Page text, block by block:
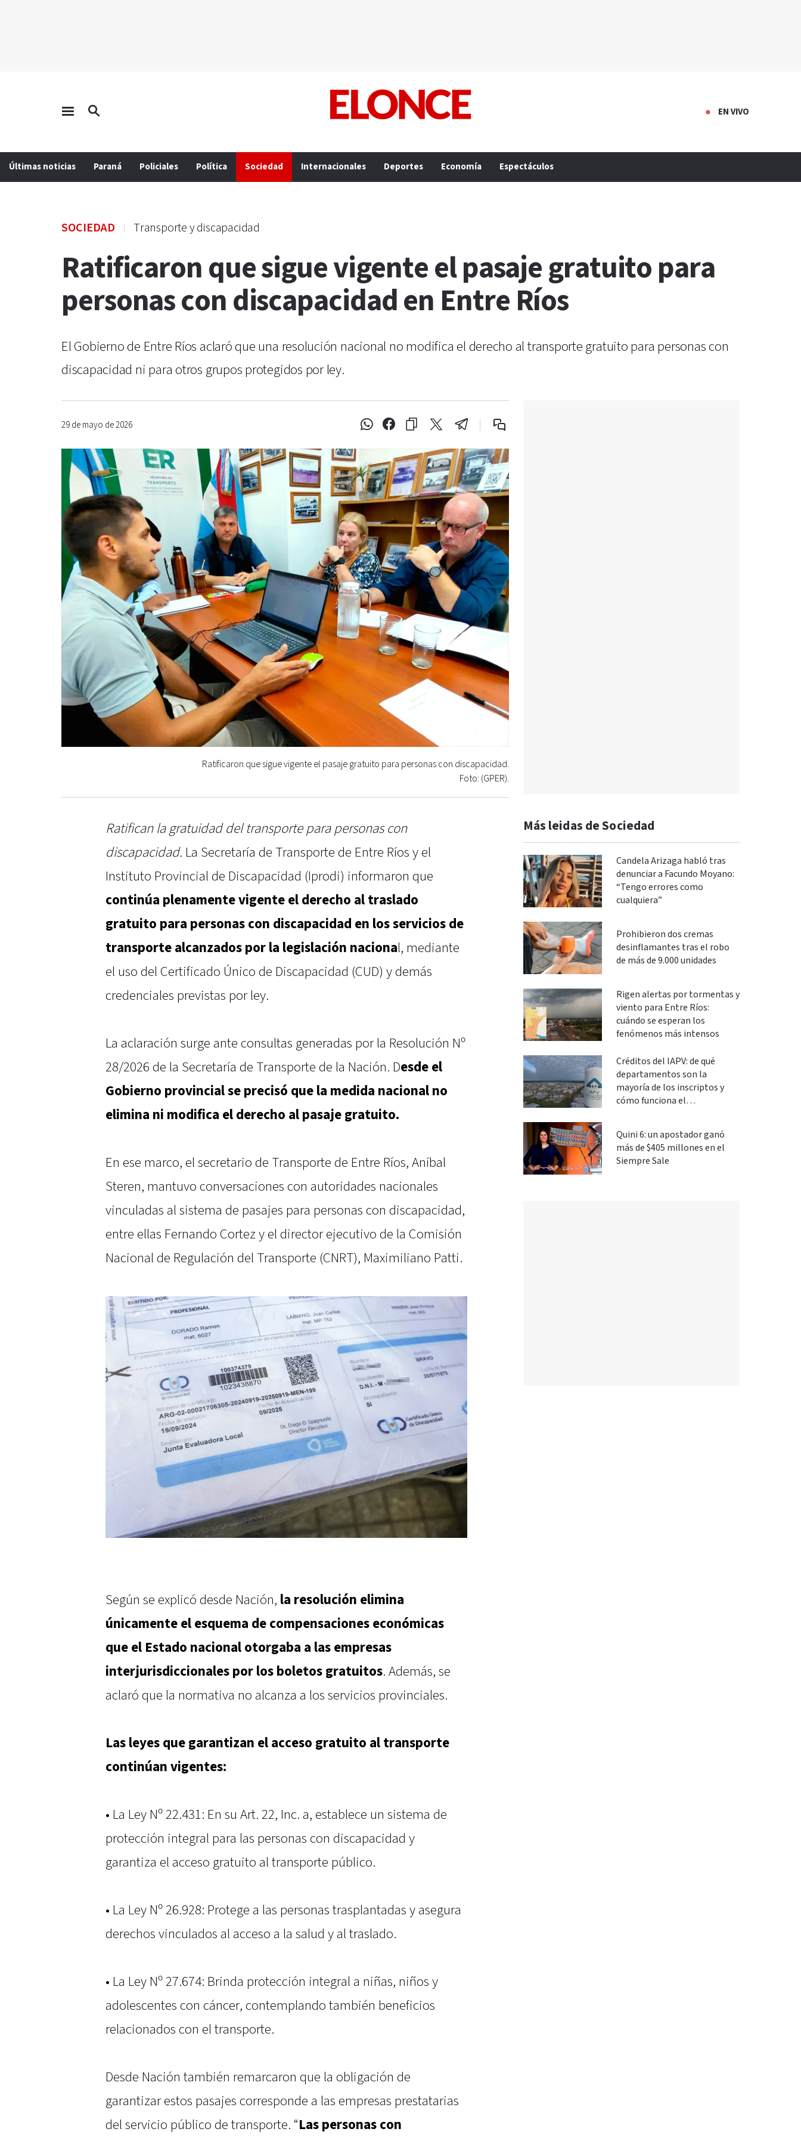
EN VIVO
Últimas noticias Paraná Policiales Política Sociedad Internacionales Deportes Economía Espectáculos
SOCIEDAD Transporte y discapacidad
Ratificaron que sigue vigente el pasaje gratuito para
personas con discapacidad en Entre Ríos
El Gobierno de Entre Ríos aclaró que una resolución nacional no modifica el derecho al transporte gratuito para personas con
discapacidad ni para otros grupos protegidos por ley.
29 de mayo de 2026
Ratificaron que sigue vigente el pasaje gratuito para personas con discapacidad.
Foto: (GPER).
Ratifican la gratuidad del transporte para personas con
discapacidad. La Secretaría de Transporte de Entre Ríos y el
Instituto Provincial de Discapacidad (Iprodi) informaron que
continúa plenamente vigente el derecho al traslado
gratuito para personas con discapacidad en los servicios de
transporte alcanzados por la legislación nacional, mediante
el uso del Certificado Único de Discapacidad (CUD) y demás
credenciales previstas por ley.
La aclaración surge ante consultas generadas por la Resolución Nº
28/2026 de la Secretaría de Transporte de la Nación. Desde el
Gobierno provincial se precisó que la medida nacional no
elimina ni modifica el derecho al pasaje gratuito.
En ese marco, el secretario de Transporte de Entre Ríos, Aníbal
Steren, mantuvo conversaciones con autoridades nacionales
vinculadas al sistema de pasajes para personas con discapacidad,
entre ellas Fernando Cortez y el director ejecutivo de la Comisión
Nacional de Regulación del Transporte (CNRT), Maximiliano Patti.
Según se explicó desde Nación, la resolución elimina
únicamente el esquema de compensaciones económicas
que el Estado nacional otorgaba a las empresas
interjurisdiccionales por los boletos gratuitos. Además, se
aclaró que la normativa no alcanza a los servicios provinciales.
Las leyes que garantizan el acceso gratuito al transporte
continúan vigentes:
• La Ley Nº 22.431: En su Art. 22, Inc. a, establece un sistema de
protección integral para las personas con discapacidad y
garantiza el acceso gratuito al transporte público.
• La Ley Nº 26.928: Protege a las personas trasplantadas y asegura
derechos vinculados al acceso a la salud y al traslado.
• La Ley Nº 27.674: Brinda protección integral a niñas, niños y
adolescentes con cáncer, contemplando también beneficios
relacionados con el transporte.
Desde Nación también remarcaron que la obligación de
garantizar estos pasajes corresponde a las empresas prestatarias
del servicio público de transporte. “Las personas con
Más leidas de Sociedad
Candela Arizaga habló tras
denunciar a Facundo Moyano:
“Tengo errores como
cualquiera”
Prohibieron dos cremas
desinflamantes tras el robo
de más de 9.000 unidades
Rigen alertas por tormentas y
viento para Entre Ríos:
cuándo se esperan los
fenómenos más intensos
Créditos del IAPV: de qué
departamentos son la
mayoría de los inscriptos y
cómo funciona el
Quini 6: un apostador ganó
más de $405 millones en el
Siempre Sale